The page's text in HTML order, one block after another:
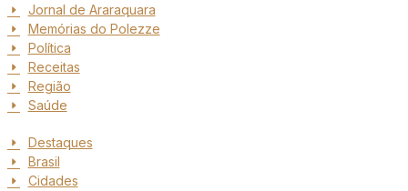
Jornal de Araraquara
Memórias do Polezze
Política
Receitas
Região
Saúde
Destaques
Brasil
Cidades